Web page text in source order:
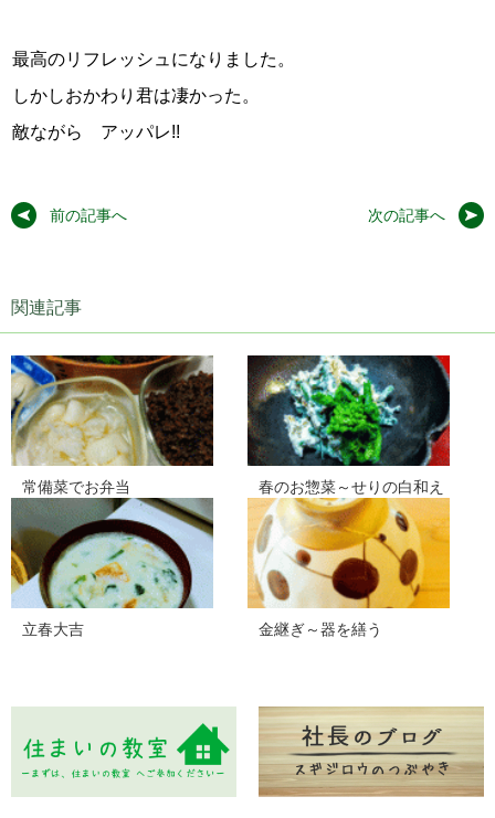
最高のリフレッシュになりました。
しかしおかわり君は凄かった。
敵ながら アッパレ!!
前の記事へ 次の記事へ
関連記事
常備菜でお弁当 春のお惣菜～せりの白和え
立春大吉 金継ぎ～器を繕う